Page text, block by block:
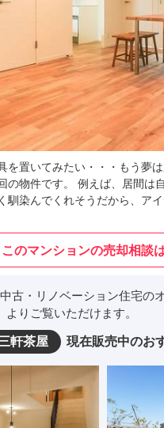
を置いてみたい・・・もう夢
の物件です。 例えば、居間は
馴染んでくれそうだから、ア
このマンションの売却相談
古・リノベーション住宅の
よりご覧いただけます。
軒茶屋 現在販売中のお